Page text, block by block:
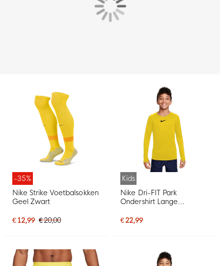
-35%
Nike Strike Voetbalsokken
Geel Zwart
€ 12,99 € 20,00
Kids
Nike Dri-FIT Park
Ondershirt Lange
€ 22,99